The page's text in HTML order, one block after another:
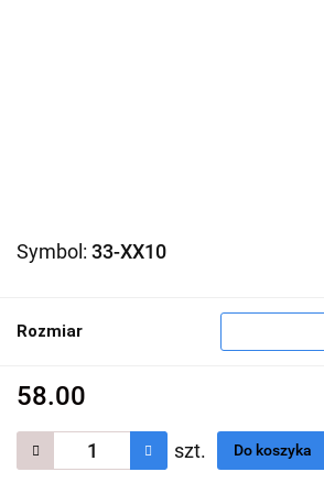
Symbol: 33-XX10
Rozmiar
58.00
szt. Do koszyka